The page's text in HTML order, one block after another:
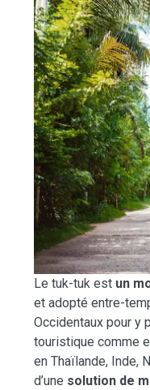
Le tuk-tuk est un
et adopté entre-
Occidentaux pour y
touristique comme
en Thaïlande, Inde,
d’une solution de